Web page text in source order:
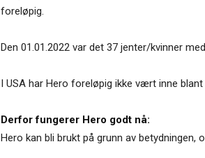
foreløpig.
Den 01.01.2022 var det 37 jenter/kvinner
I USA har Hero foreløpig ikke vært inne
Derfor fungerer Hero godt nå:
Hero kan bli brukt på grunn av